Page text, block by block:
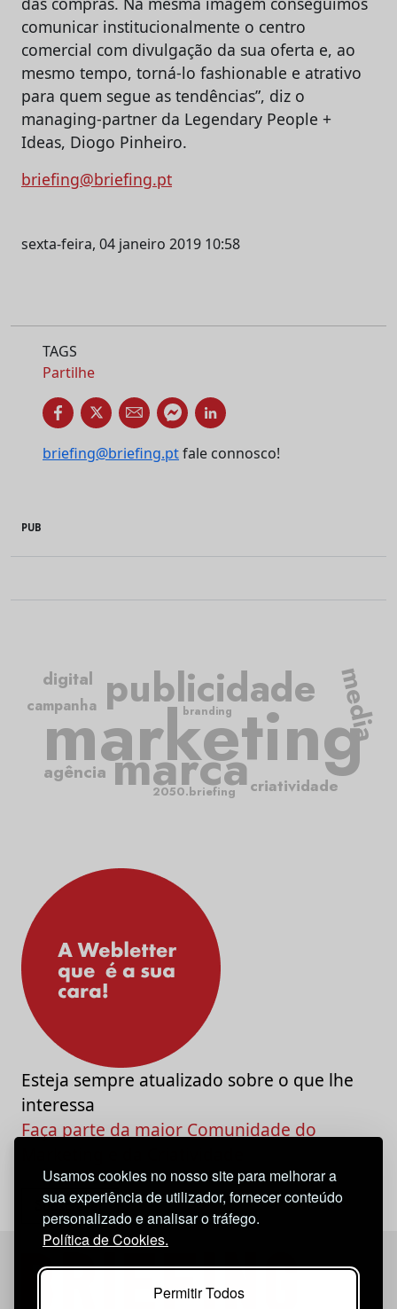
Usamos cookies no nosso site para melhorar a
sua experiência de utilizador, fornecer conteúdo
personalizado e analisar o tráfego.
Política de Cookies.
Permitir Todos
comunicar institucionalmente o centro
comercial com divulgação da sua oferta e, ao
mesmo tempo, torná-lo fashionable e atrativo
para quem segue as tendências”, diz o
managing-partner da Legendary People +
Ideas, Diogo Pinheiro.
briefing@briefing.pt
sexta-feira, 04 janeiro 2019 10:58
TAGS
Partilhe
briefing@briefing.ptfale connosco!
PUB
marketing
publicidade
marcacriatividade
campanha media
agência
digital
2050.briefing
branding
Esteja sempre atualizado sobre o que lhe
interessa
Faça parte da maior Comunidade do